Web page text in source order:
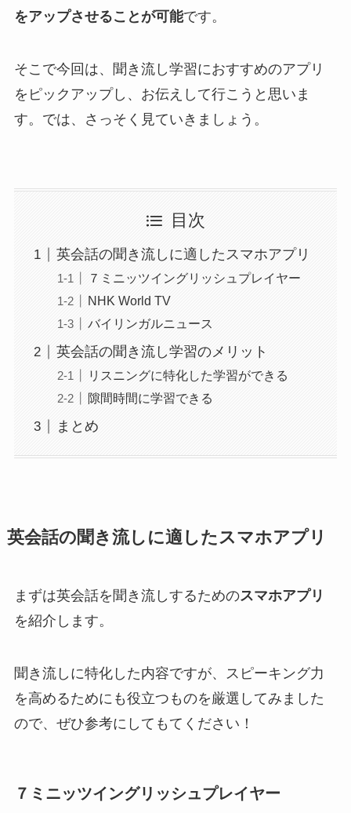
をアップさせることが可能です。
そこで今回は、聞き流し学習におすすめのアプリ
をピックアップし、お伝えして行こうと思いま
す。では、さっそく見ていきましょう。
目次
英会話の聞き流しに適したスマホアプリ
７ミニッツイングリッシュプレイヤー
NHK World TV
バイリンガルニュース
英会話の聞き流し学習のメリット
リスニングに特化した学習ができる
隙間時間に学習できる
まとめ
英会話の聞き流しに適したスマホアプリ
まずは英会話を聞き流しするためのスマホアプリ
を紹介します。
聞き流しに特化した内容ですが、スピーキング力
を高めるためにも役立つものを厳選してみました
ので、ぜひ参考にしてもてください！
７ミニッツイングリッシュプレイヤー